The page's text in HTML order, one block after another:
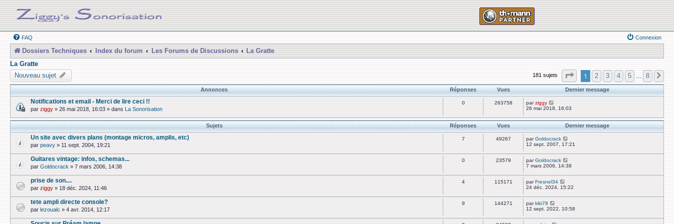
FAQ Connexion
Dossiers Techniques Index du forum Les Forums de Discussions
La Gratte
La Gratte
Nouveau sujet
181 sujets Page sur8
1 2 3 4 5 8
Annonces Réponses Vues Dernier message
Notifications et email - Merci de lire ceci !!
par ziggy » 26 mai 2018, 16:03 » dans La Sonorisation
0 263758 parziggy
26 mai 2018, 16:03
Sujets Réponses Vues Dernier message
Un site avec divers plans (montage micros, amplis, etc)
par peavy » 11 sept. 2004, 19:21
7 49267 parGoldocrack
12 sept. 2007, 17:21
Guitares vintage: infos, schemas...
par Goldocrack » 7 mars 2006, 14:38
0 23579 parGoldocrack
7 mars 2006, 14:38
prise de son....
par ziggy » 18 déc. 2024, 11:46
4 115171 parFresnel34
24 déc. 2024, 15:22
tete ampli directe console?
par lezoualc » 4 avr. 2014, 12:17
9 144271 parkiki78
12 sept. 2022, 10:58